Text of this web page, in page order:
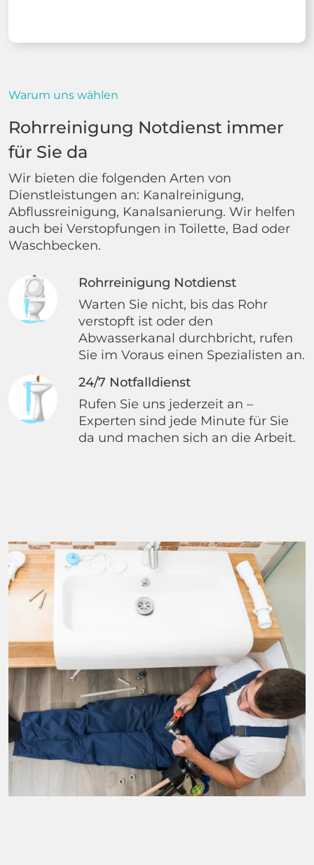
Warum uns wählen
Rohrreinigung Notdienst immer
für Sie da
Wir bieten die folgenden Arten von
Dienstleistungen an: Kanalreinigung,
Abflussreinigung, Kanalsanierung. Wir helfen
auch bei Verstopfungen in Toilette, Bad oder
Waschbecken.
Rohrreinigung Notdienst
Warten Sie nicht, bis das Rohr
verstopft ist oder den
Abwasserkanal durchbricht, rufen
Sie im Voraus einen Spezialisten an.
24/7 Notfalldienst
Rufen Sie uns jederzeit an –
Experten sind jede Minute für Sie
da und machen sich an die Arbeit.